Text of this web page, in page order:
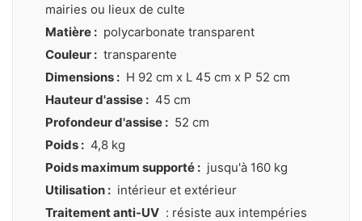
mairies ou lieux de culte
Matière : polycarbonate transparent
Couleur : transparente
Dimensions : H 92 cm x L 45 cm x P 52 cm
Hauteur d'assise : 45 cm
Profondeur d'assise : 52 cm
Poids : 4,8 kg
Poids maximum supporté : jusqu'à 160 kg
Utilisation : intérieur et extérieur
Traitement anti-UV : résiste aux intempéries